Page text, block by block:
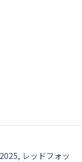
レッドフォッ